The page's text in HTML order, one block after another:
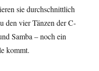
sie durchschnittlich
den vier Tänzen der C-
Samba – noch ein
kommt.